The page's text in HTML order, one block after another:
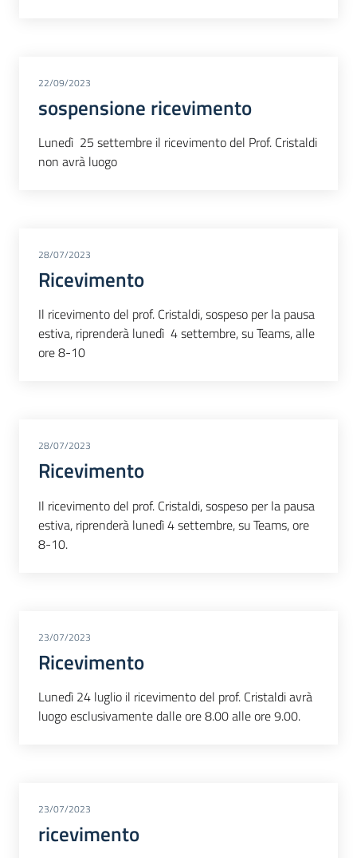
22/09/2023
sospensione ricevimento
Lunedì 25 settembre il ricevimento del Prof. Cristaldi
non avrà luogo
28/07/2023
Ricevimento
Il ricevimento del prof. Cristaldi, sospeso per la pausa
estiva, riprenderà lunedì 4 settembre, su Teams, alle
ore 8-10
28/07/2023
Ricevimento
Il ricevimento del prof. Cristaldi, sospeso per la pausa
estiva, riprenderà lunedì 4 settembre, su Teams, ore
8-10.
23/07/2023
Ricevimento
Lunedì 24 luglio il ricevimento del prof. Cristaldi avrà
luogo esclusivamente dalle ore 8.00 alle ore 9.00.
23/07/2023
ricevimento